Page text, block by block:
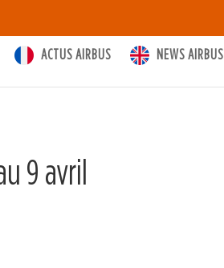
ACTUS AIRBUS NEWS AIRBUS
9 avril